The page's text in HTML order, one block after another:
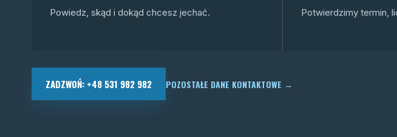
Powiedz, skąd i dokąd chcesz jechać. Potwierdzimy termin,
ZADZWOŃ: +48 531 982 982 POZOSTAŁE DANE KONTAKTOWE →